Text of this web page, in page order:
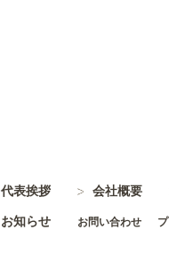
代表挨拶 会社概要
お知らせ お問い合わせ